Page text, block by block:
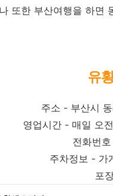
또한 부산여행을 하면
유
주소 - 부산시
영업시간 - 매일 오
전화번
주차정보 - 가
포